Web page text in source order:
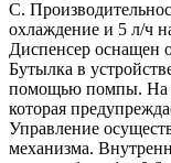
C.
охлаждение и 5 л/ч
Диспенсер оснащен
Бутылка в
помощью помпы. На
которая
Управление
механизма.